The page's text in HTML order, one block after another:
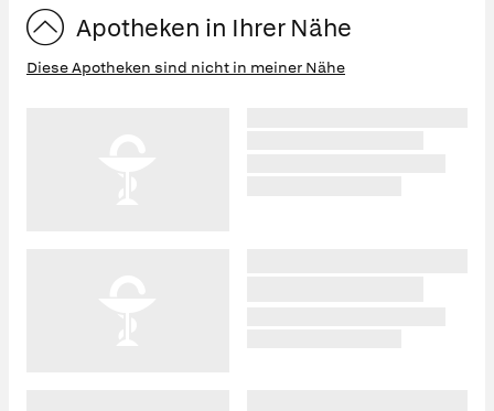
Apotheken in Ihrer Nähe
Diese Apotheken sind nicht in meiner Nähe